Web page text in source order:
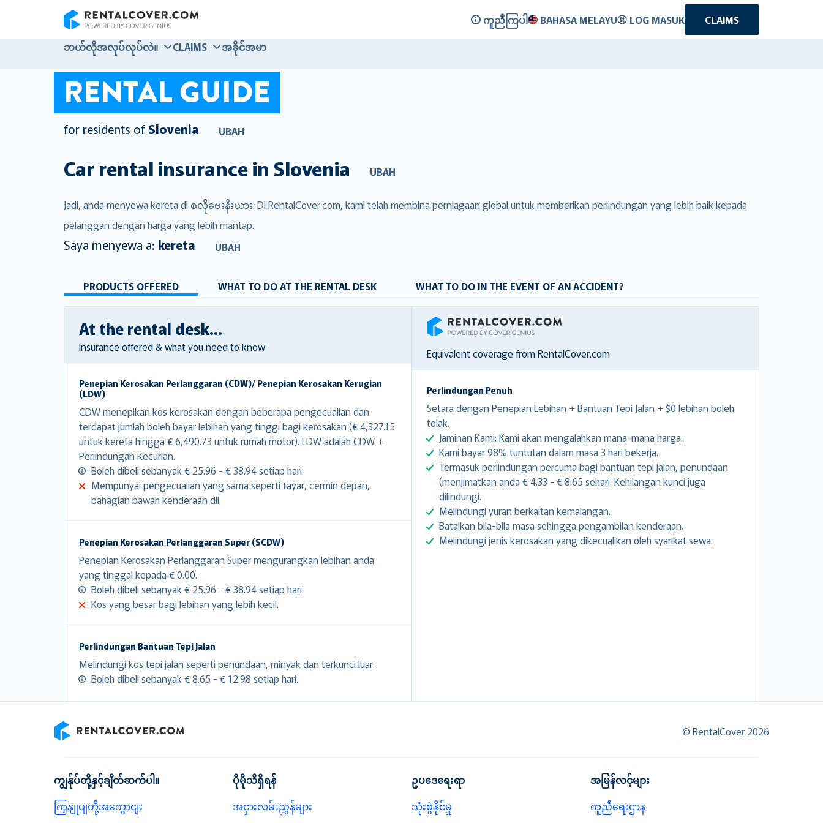
RentalCover
ကူညီကြပါ BAHASA MELAYU LOG MASUK
CLAIMS
ဘယ်လိုအလုပ်လုပ်လဲ။
CLAIMS အခိုင်အမာ
RENTAL GUIDE
for residents of Slovenia UBAH
Car rental insurance inSlovenia UBAH
Jadi, anda menyewa kereta di စလိုဗေးနီးယား. Di RentalCover.com, kami telah membina perniagaan global untuk memberikan perlindungan yang lebih baik kepada
pelanggan dengan harga yang lebih mantap.
Saya menyewa a: kereta UBAH
PRODUCTS OFFERED WHAT TO DO AT THE RENTAL DESK WHAT TO DO IN THE EVENT OF AN ACCIDENT?
At the rental desk...
Insurance offered & what you need to know
Penepian Kerosakan Perlanggaran (CDW)/ Penepian Kerosakan Kerugian
(LDW)
CDW menepikan kos kerosakan dengan beberapa pengecualian dan
terdapat jumlah boleh bayar lebihan yang tinggi bagi kerosakan (€ 4,327.15
untuk kereta hingga € 6,490.73 untuk rumah motor). LDW adalah CDW +
Perlindungan Kecurian.
Boleh dibeli sebanyak € 25.96 - € 38.94 setiap hari.
Mempunyai pengecualian yang sama seperti tayar, cermin depan,
bahagian bawah kenderaan dll.
Penepian Kerosakan Perlanggaran Super (SCDW)
Penepian Kerosakan Perlanggaran Super mengurangkan lebihan anda
yang tinggal kepada € 0.00.
Boleh dibeli sebanyak € 25.96 - € 38.94 setiap hari.
Kos yang besar bagi lebihan yang lebih kecil.
Perlindungan Bantuan Tepi Jalan
Melindungi kos tepi jalan seperti penundaan, minyak dan terkunci luar.
Boleh dibeli sebanyak € 8.65 - € 12.98 setiap hari.
RentalCover
Equivalent coverage from RentalCover.com
Perlindungan Penuh
Setara dengan Penepian Lebihan + Bantuan Tepi Jalan + $0 lebihan boleh
tolak.
Jaminan Kami: Kami akan mengalahkan mana-mana harga.
Kami bayar 98% tuntutan dalam masa 3 hari bekerja.
Termasuk perlindungan percuma bagi bantuan tepi jalan, penundaan
(menjimatkan anda € 4.33 - € 8.65 sehari. Kehilangan kunci juga
dilindungi.
Melindungi yuran berkaitan kemalangan.
Batalkan bila-bila masa sehingga pengambilan kenderaan.
Melindungi jenis kerosakan yang dikecualikan oleh syarikat sewa.
© RentalCover 2026
ကျွန်ုပ်တို့နှင့်ချိတ်ဆက်ပါ။
ကြှနျုပျတို့အကွောငျး
ပိုမိုသိရှိရန်
အငှားလမ်းညွှန်များ
ဥပဒေရေးရာ
သုံးစွဲနိုင်မှု
အမြန်လင့်များ
ကူညီရေးဌာန